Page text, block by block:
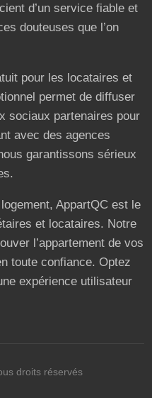
d’un service fiable et
douteuses que l’on
pour les locataires et
permet de diffuser
sociaux partenaires pour
avec des agences
garantissons sérieux
AppartQC est le
et locataires. Notre
l’appartement de vos
toute confiance. Optez
expérience utilisateur
droits réservés